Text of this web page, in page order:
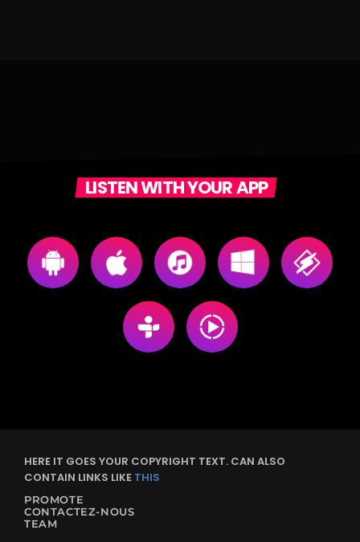
LISTEN WITH YOUR APP
HERE IT GOES YOUR COPYRIGHT TEXT. CAN ALSO
CONTAIN LINKS LIKE THIS
PROMOTE
CONTACTEZ-NOUS
TEAM